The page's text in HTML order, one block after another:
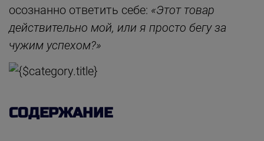
осознанно ответить себе: «Этот товар
действительно мой, или я просто бегу за
чужим успехом?»
СОДЕРЖАНИЕ